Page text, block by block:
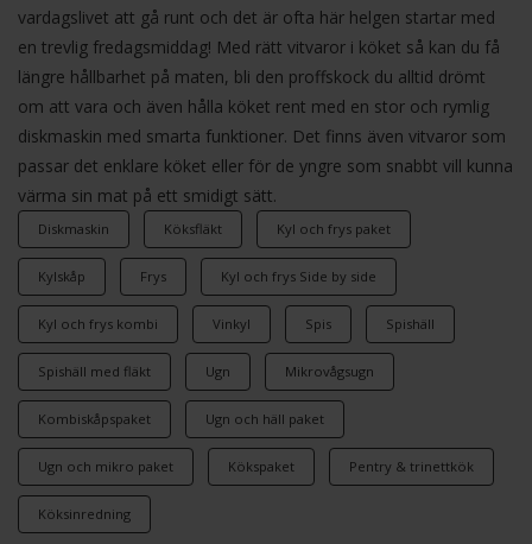
vardagslivet att gå runt och det är ofta här helgen startar med
en trevlig fredagsmiddag! Med rätt vitvaror i köket så kan du få
längre hållbarhet på maten, bli den proffskock du alltid drömt
om att vara och även hålla köket rent med en stor och rymlig
diskmaskin med smarta funktioner. Det finns även vitvaror som
passar det enklare köket eller för de yngre som snabbt vill kunna
värma sin mat på ett smidigt sätt.
Diskmaskin Köksfläkt Kyl och frys paket
Kylskåp Frys Kyl och frys Side by side
Kyl och frys kombi Vinkyl Spis Spishäll
Spishäll med fläkt Ugn Mikrovågsugn
Kombiskåpspaket Ugn och häll paket
Ugn och mikro paket Kökspaket Pentry & trinettkök
Köksinredning